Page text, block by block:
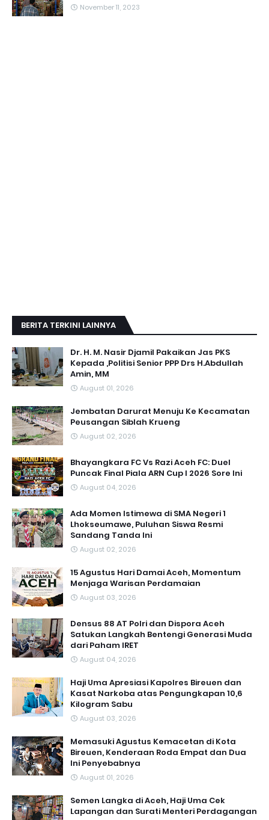
November 11, 2023
BERITA TERKINI LAINNYA
Dr. H. M. Nasir Djamil Pakaikan Jas PKS
Kepada ,Politisi Senior PPP Drs H.Abdullah
Amin, MM
August 01, 2026
Jembatan Darurat Menuju Ke Kecamatan
Peusangan Siblah Krueng
August 02, 2026
Bhayangkara FC Vs Razi Aceh FC: Duel
Puncak Final Piala ARN Cup I 2026 Sore Ini
August 04, 2026
Ada Momen Istimewa di SMA Negeri 1
Lhokseumawe, Puluhan Siswa Resmi
Sandang Tanda Ini
August 02, 2026
15 Agustus Hari Damai Aceh, Momentum
Menjaga Warisan Perdamaian
August 03, 2026
Densus 88 AT Polri dan Dispora Aceh
Satukan Langkah Bentengi Generasi Muda
dari Paham IRET
August 04, 2026
Haji Uma Apresiasi Kapolres Bireuen dan
Kasat Narkoba atas Pengungkapan 10,6
Kilogram Sabu
August 03, 2026
Memasuki Agustus Kemacetan di Kota
Bireuen, Kenderaan Roda Empat dan Dua
Ini Penyebabnya
August 01, 2026
Semen Langka di Aceh, Haji Uma Cek
Lapangan dan Surati Menteri Perdagangan